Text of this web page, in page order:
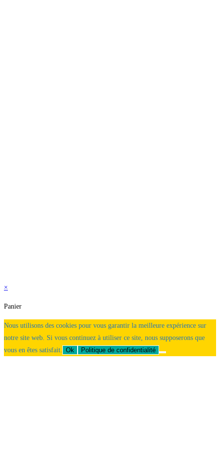
×
Panier
Nous utilisons des cookies pour vous garantir la meilleure expérience sur
notre site web. Si vous continuez à utiliser ce site, nous supposerons que
vous en êtes satisfait. Ok Politique de confidentialité